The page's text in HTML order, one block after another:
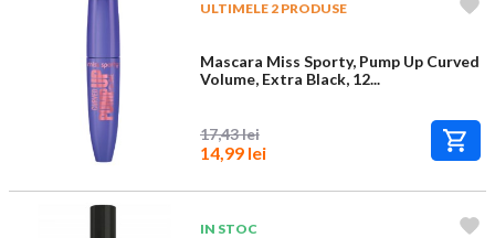
ULTIMELE 2 PRODUSE
Mascara Miss Sporty, Pump Up Curved
Volume, Extra Black, 12...
17,43 lei
14,99 lei
IN STOC